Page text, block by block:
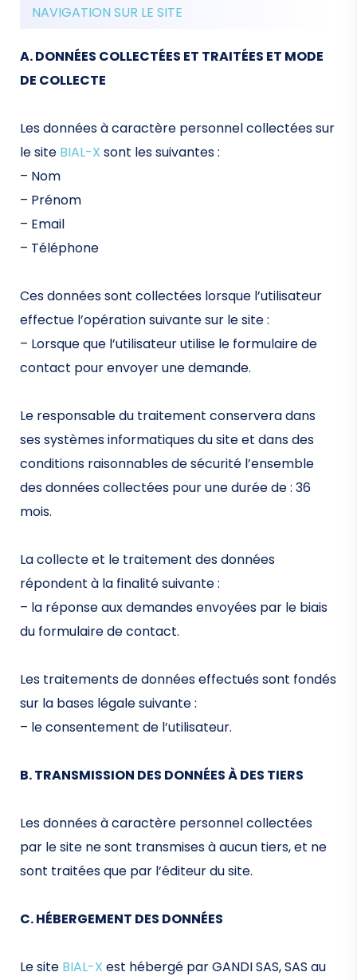
NAVIGATION SUR LE SITE
A. DONNÉES COLLECTÉES ET TRAITÉES ET MODE
DE COLLECTE
Les données à caractère personnel collectées sur
le site BIAL-X sont les suivantes :
– Nom
– Prénom
– Email
– Téléphone
Ces données sont collectées lorsque l’utilisateur
effectue l’opération suivante sur le site :
– Lorsque que l’utilisateur utilise le formulaire de
contact pour envoyer une demande.
Le responsable du traitement conservera dans
ses systèmes informatiques du site et dans des
conditions raisonnables de sécurité l’ensemble
des données collectées pour une durée de : 36
mois.
La collecte et le traitement des données
répondent à la finalité suivante :
– la réponse aux demandes envoyées par le biais
du formulaire de contact.
Les traitements de données effectués sont fondés
sur la bases légale suivante :
– le consentement de l’utilisateur.
B. TRANSMISSION DES DONNÉES À DES TIERS
Les données à caractère personnel collectées
par le site ne sont transmises à aucun tiers, et ne
sont traitées que par l’éditeur du site.
C. HÉBERGEMENT DES DONNÉES
Le site BIAL-X est hébergé par GANDI SAS, SAS au